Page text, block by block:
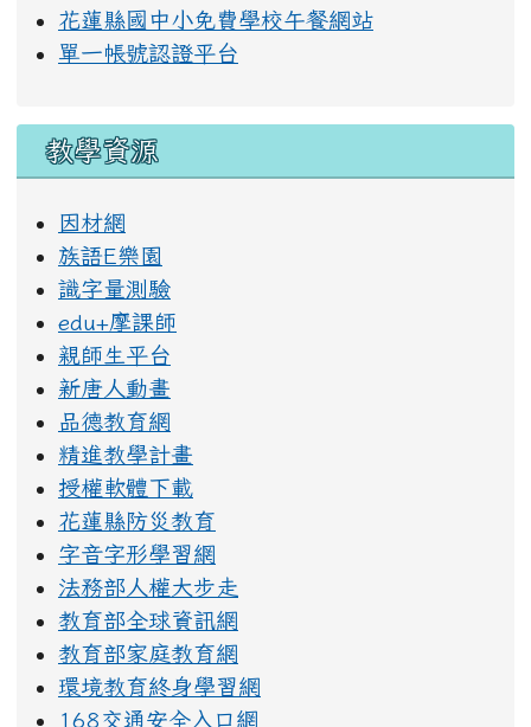
花蓮縣國中小免費學校午餐網站
單一帳號認證平台
教學資源
因材網
族語E樂園
識字量測驗
edu+摩課師
親師生平台
新唐人動畫
品德教育網
精進教學計畫
授權軟體下載
花蓮縣防災教育
字音字形學習網
法務部人權大步走
教育部全球資訊網
教育部家庭教育網
環境教育終身學習網
168交通安全入口網